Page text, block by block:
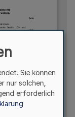
Sie können
nur solchen,
erforderlich